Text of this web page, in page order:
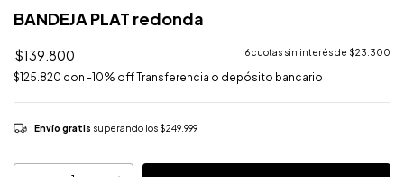
BANDEJA PLAT redonda
$139.800 6cuotas sin interés de $23.300
$125.820 con -10% off Transferencia o depósito bancario
Envío gratis superando los $249.999